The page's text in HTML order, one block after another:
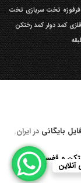
تخت سربازی تخت
کمد دوار کمد رختکن
فایل بایگانی در ایران.
و قفسه کتابخانه